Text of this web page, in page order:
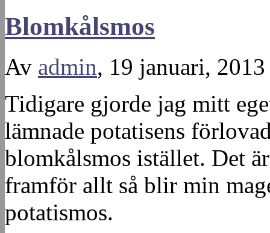
Blomkålsmos
Av admin, 19 januari,
Tidigare gjorde jag mitt
lämnade potatisens
blomkålsmos istället. Det
framför allt så blir min
potatismos.